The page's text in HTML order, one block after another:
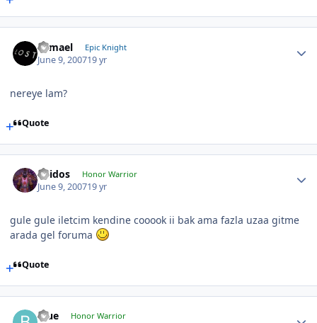
Samael Epic Knight
June 9, 200719 yr
nereye lam?
Quote
Thidos Honor Warrior
June 9, 200719 yr
gule gule iletcim kendine cooook ii bak ama fazla uzaa gitme
arada gel foruma
Quote
Blue Honor Warrior